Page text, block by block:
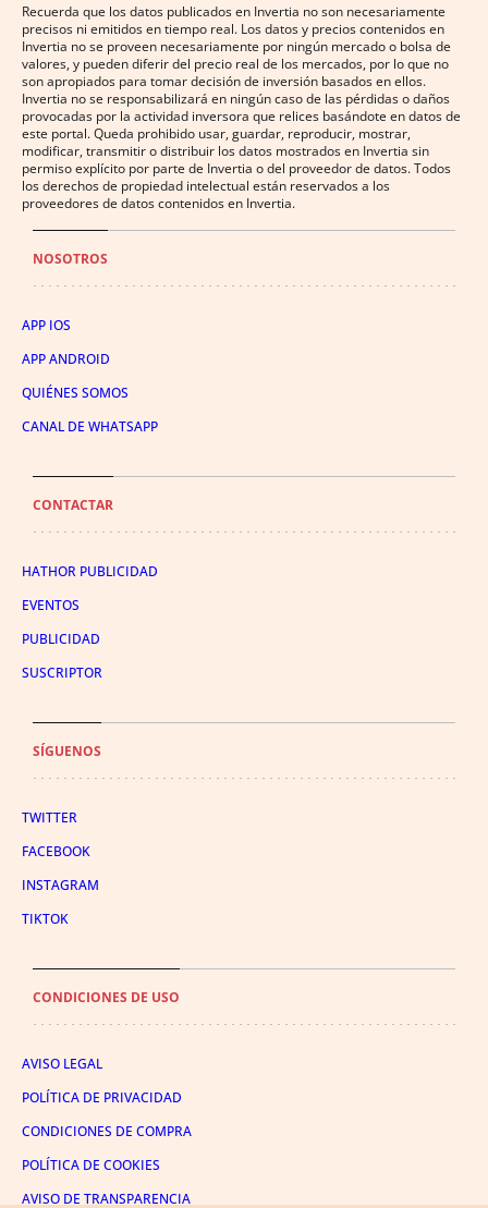
Recuerda que los datos publicados en Invertia no son necesariamente
precisos ni emitidos en tiempo real. Los datos y precios contenidos en
Invertia no se proveen necesariamente por ningún mercado o bolsa de
valores, y pueden diferir del precio real de los mercados, por lo que no
son apropiados para tomar decisión de inversión basados en ellos.
Invertia no se responsabilizará en ningún caso de las pérdidas o daños
provocadas por la actividad inversora que relices basándote en datos de
este portal. Queda prohibido usar, guardar, reproducir, mostrar,
modificar, transmitir o distribuir los datos mostrados en Invertia sin
permiso explícito por parte de Invertia o del proveedor de datos. Todos
los derechos de propiedad intelectual están reservados a los
proveedores de datos contenidos en Invertia.
NOSOTROS
APP IOS
APP ANDROID
QUIÉNES SOMOS
CANAL DE WHATSAPP
CONTACTAR
HATHOR PUBLICIDAD
EVENTOS
PUBLICIDAD
SUSCRIPTOR
SÍGUENOS
TWITTER
FACEBOOK
INSTAGRAM
TIKTOK
CONDICIONES DE USO
AVISO LEGAL
POLÍTICA DE PRIVACIDAD
CONDICIONES DE COMPRA
POLÍTICA DE COOKIES
AVISO DE TRANSPARENCIA